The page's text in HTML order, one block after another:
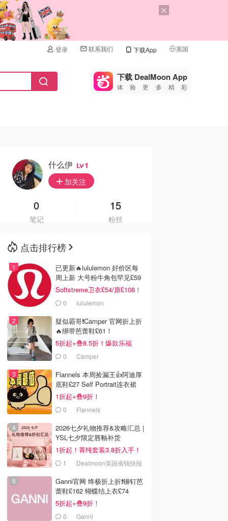
登录 联系我们 下载App 英国
🇺🇸
🇨🇳 中国
🇦🇺
下载 DealMoon App
体验更多精彩
什么伊 1
加关注
0
笔记
15
粉丝
点击排行榜
已更新🔥lululemon 好价区每
周上新 大号粉牛角包罕见£59
Softstreme卫衣£54/原£108！
0 lululemon
疑似霸哥❗️Camper 官网折上折
🔥绑带芭蕾鞋£61！
5折起+叠8.5折！爆款乐福
£68！
0 Camper
Flannels 本周捡漏王👍阿迪厚
底鞋£27 Self Portrait连衣裙
£63
1折起+叠9折！
0 Flannels
2026七夕礼物推荐&攻略汇总 |
YSL七夕限定唇釉补货
1折起！菁纯套装3.8折入手！
1 Dealmoon英国省钱快报
Ganni官网 终极折上折❗️铆钉芭
蕾鞋£162 蝴蝶结上衣£74
5折起+叠9折！
0 Ganni